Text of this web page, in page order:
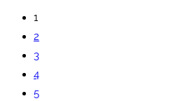
1
2
3
4
5